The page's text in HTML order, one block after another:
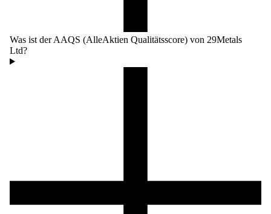
Was ist der AAQS (AlleAktien Qualitätsscore) von 29Metals
Ltd?